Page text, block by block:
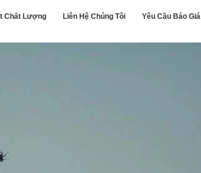
Chất Lượng Liên Hệ Chúng Tôi Yêu Cầu Báo Giá